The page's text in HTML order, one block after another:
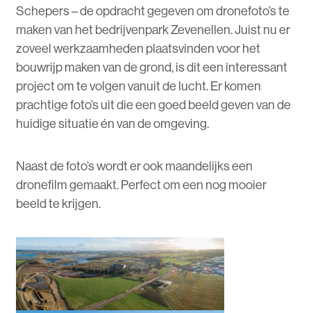
Schepers – de opdracht gegeven om dronefoto’s te
maken van het bedrijvenpark Zevenellen. Juist nu er
zoveel werkzaamheden plaatsvinden voor het
bouwrijp maken van de grond, is dit een interessant
project om te volgen vanuit de lucht. Er komen
prachtige foto’s uit die een goed beeld geven van de
huidige situatie én van de omgeving.
Naast de foto’s wordt er ook maandelijks een
dronefilm gemaakt. Perfect om een nog mooier
beeld te krijgen.